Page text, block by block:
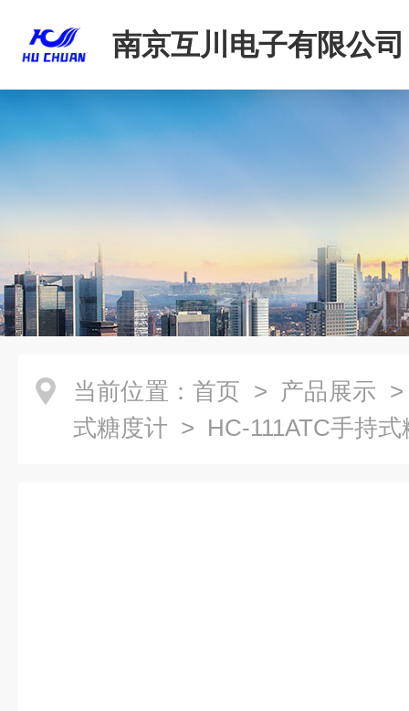
南京互川电子有限公司
当前位置： 首页 > 产品展示
式糖度计 > HC-111ATC手持式